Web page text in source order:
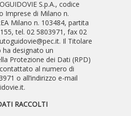
S.p.A., codice
Imprese di Milano n.
Milano n. 103484, partita
tel. 02 5803971, fax 02
Il Titolare
designato un
Protezione dei Dati (RPD)
al numero di
o all’indirizzo e-mail
RACCOLTI